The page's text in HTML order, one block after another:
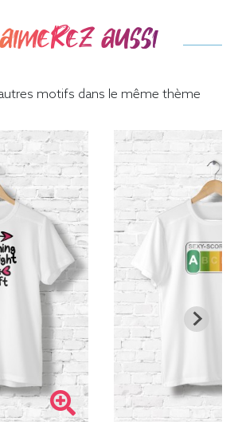
aussi
motifs dans le même thème